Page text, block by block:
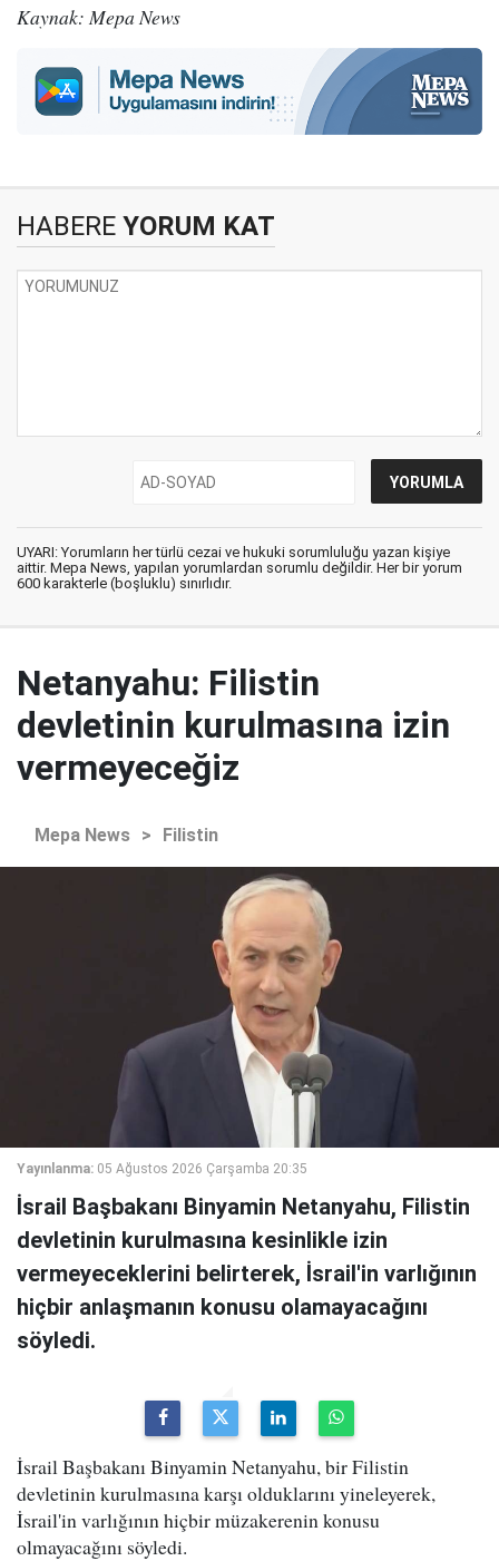
Kaynak: Mepa News
HABERE YORUM KAT
UYARI: Yorumların her türlü cezai ve hukuki sorumluluğu yazan kişiye
aittir. Mepa News, yapılan yorumlardan sorumlu değildir. Her bir yorum
600 karakterle (boşluklu) sınırlıdır.
Netanyahu: Filistin
devletinin kurulmasına izin
vermeyeceğiz
Mepa News > Filistin
Yayınlanma: 05 Ağustos 2026 Çarşamba 20:35
İsrail Başbakanı Binyamin Netanyahu, Filistin
devletinin kurulmasına kesinlikle izin
vermeyeceklerini belirterek, İsrail'in varlığının
hiçbir anlaşmanın konusu olamayacağını
söyledi.
İsrail Başbakanı Binyamin Netanyahu, bir Filistin
devletinin kurulmasına karşı olduklarını yineleyerek,
İsrail'in varlığının hiçbir müzakerenin konusu
olmayacağını söyledi.